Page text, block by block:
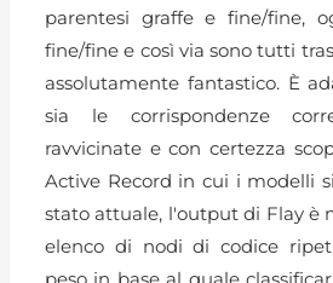
parentesi graffe e fine/fine,
fine/fine e così via sono tutti
assolutamente fantastico. È
sia le corrispondenze
ravvicinate e con certezza
Active Record in cui i modelli
stato attuale, l'output di Flay è
elenco di nodi di codice